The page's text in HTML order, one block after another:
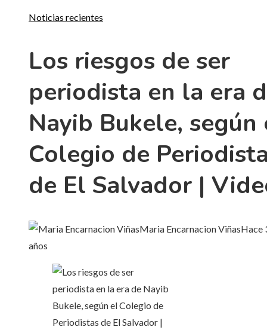
Noticias recientes
Los riesgos de ser
periodista en la era
Nayib Bukele, según
Colegio de
de El Salvador |
Maria Encarnacion ViñasHace
años